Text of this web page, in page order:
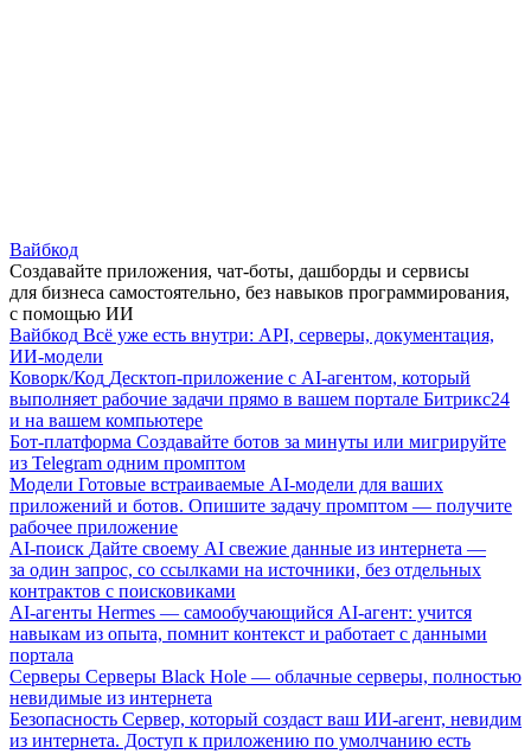
Вайбкод
Создавайте приложения, чат-боты, дашборды и сервисы
для бизнеса самостоятельно, без навыков программирования,
с помощью ИИ
Вайбкод Всё уже есть внутри: API, серверы, документация,
ИИ-модели
Коворк/Код Десктоп-приложение с AI-агентом, который
выполняет рабочие задачи прямо в вашем портале Битрикс24
и на вашем компьютере
Бот-платформа Создавайте ботов за минуты или мигрируйте
из Telegram одним промптом
Модели Готовые встраиваемые AI-модели для ваших
приложений и ботов. Опишите задачу промптом — получите
рабочее приложение
AI-поиск Дайте своему AI свежие данные из интернета —
за один запрос, со ссылками на источники, без отдельных
контрактов с поисковиками
AI-агенты Hermes — самообучающийся AI-агент: учится
навыкам из опыта, помнит контекст и работает с данными
портала
Серверы Серверы Black Hole — облачные серверы, полностью
невидимые из интернета
Безопасность Сервер, который создаст ваш ИИ-агент, невидим
из интернета. Доступ к приложению по умолчанию есть